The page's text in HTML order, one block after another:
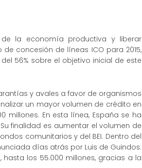
la economía productiva y liberar
concesión de líneas ICO para 2015,
56% sobre el objetivo inicial de este
y avales a favor de organismos
un mayor volumen de crédito en
millones. En esta línea, España se ha
finalidad es aumentar el volumen de
comunitarios y del BEI. Dentro del
días atrás por Luis de Guindos:
hasta los 55.000 millones, gracias a la